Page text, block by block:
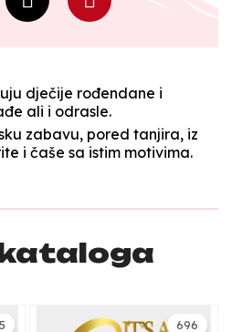
dječije rođendane i
ali i odrasle.
zabavu, pored tanjira, iz
i čaše sa istim motivima.
kataloga
696